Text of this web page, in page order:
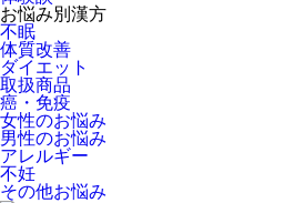
お悩み別漢方
不眠
体質改善
ダイエット
取扱商品
癌・免疫
女性のお悩み
男性のお悩み
アレルギー
不妊
その他お悩み